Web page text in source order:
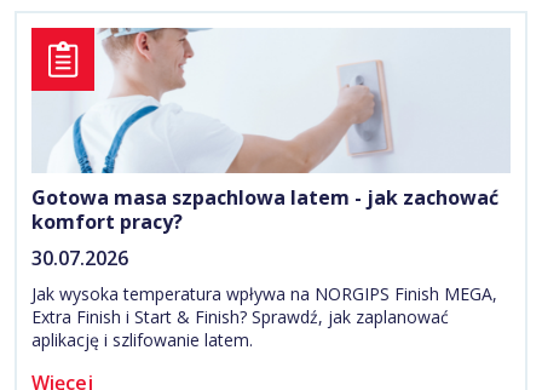
Gotowa masa szpachlowa latem - jak zachować
komfort pracy?
30.07.2026
Jak wysoka temperatura wpływa na NORGIPS Finish MEGA,
Extra Finish i Start & Finish? Sprawdź, jak zaplanować
aplikację i szlifowanie latem.
Więcej